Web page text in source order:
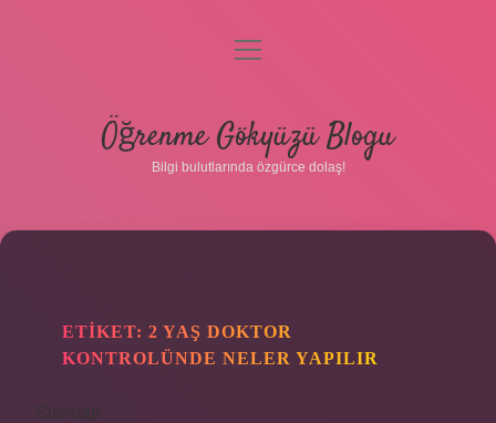
Gizlilik Politikası
Hakkımızda
menüyü
Öğrenme Gökyüzü Blogu
Bilgi bulutlarında özgürce dolaş!
ETIKET: 2 YAŞ DOKTOR
KONTROLÜNDE NELER YAPILIR
Sitemap